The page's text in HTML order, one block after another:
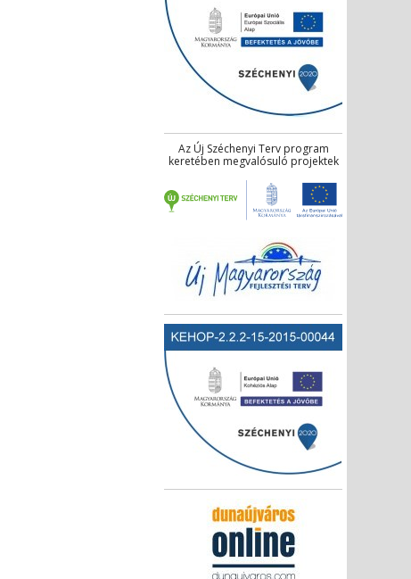
Az Új Széchenyi Terv program
keretében megvalósuló projektek